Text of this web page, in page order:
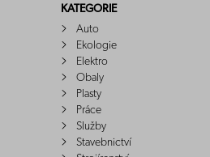
KATEGORIE
Auto
Ekologie
Elektro
Obaly
Plasty
Práce
Služby
Stavebnictví